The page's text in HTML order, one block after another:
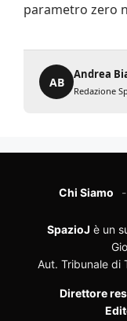
parametro zero
AB
Andrea
Redazione
Chi Siamo
SpazioJ è un
Aut. Tribunale di
Direttore